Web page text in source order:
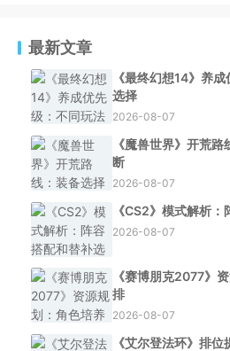
最新文章
《最终幻想14》养
选择
2026-08-07
《魔兽世界》开荒
断
2026-08-07
《CS2》模式解析
2026-08-07
《赛博朋克2077》
排
2026-08-07
《艾尔登法环》排